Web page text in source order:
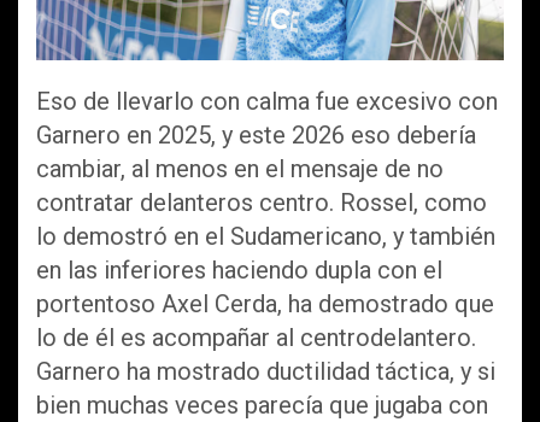
Eso de llevarlo con calma fue excesivo con
Garnero en 2025, y este 2026 eso debería
cambiar, al menos en el mensaje de no
contratar delanteros centro. Rossel, como
lo demostró en el Sudamericano, y también
en las inferiores haciendo dupla con el
portentoso Axel Cerda, ha demostrado que
lo de él es acompañar al centrodelantero.
Garnero ha mostrado ductilidad táctica, y si
bien muchas veces parecía que jugaba con